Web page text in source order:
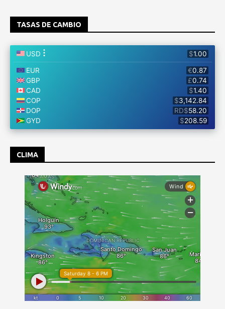
TASAS DE CAMBIO
CLIMA